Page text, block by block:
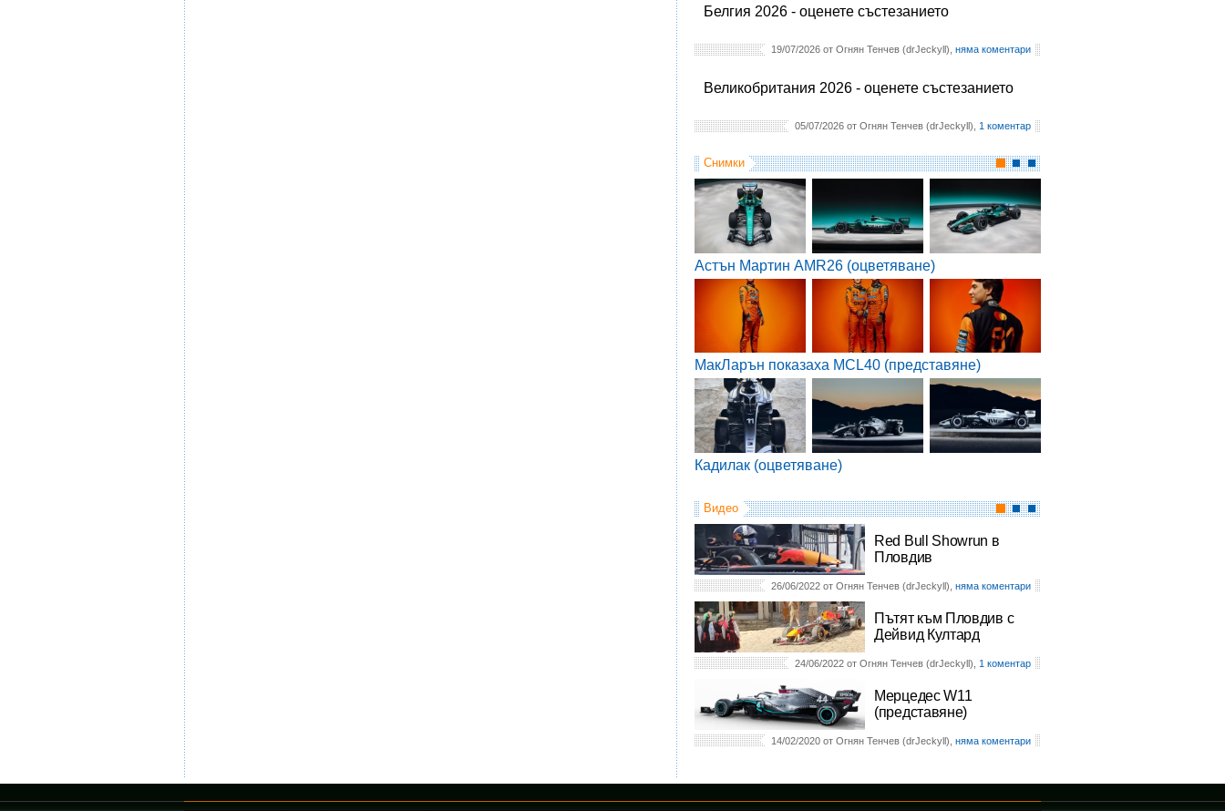
Белгия 2026 - оценете състезанието
19/07/2026 от Огнян Тенчев (drJeckyll), няма коментари
Великобритания 2026 - оценете състезанието
05/07/2026 от Огнян Тенчев (drJeckyll), 1 коментар
Снимки
Астън Мартин AMR26 (оцветяване)
МакЛарън показаха MCL40 (представяне)
Кадилак (оцветяване)
Видео
Red Bull Showrun в
Пловдив
26/06/2022 от Огнян Тенчев (drJeckyll), няма коментари
Пътят към Пловдив с
Дейвид Култард
24/06/2022 от Огнян Тенчев (drJeckyll), 1 коментар
Мерцедес W11
(представяне)
14/02/2020 от Огнян Тенчев (drJeckyll), няма коментари